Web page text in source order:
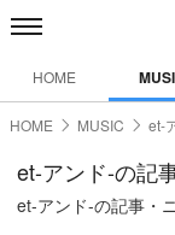
HOME
HOME MUSIC et-
et-アンド-の記
et-アンド-の記事・